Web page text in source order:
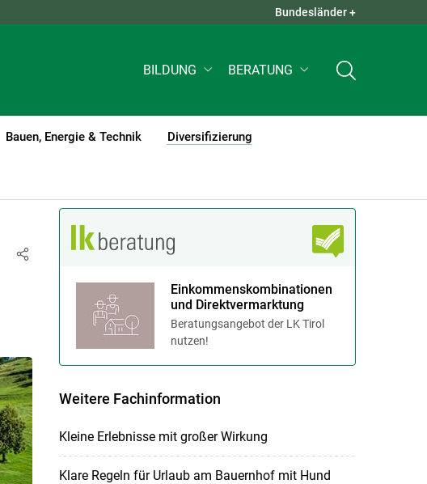
QUICK LINKS +
Bundesländer +
BILDUNG BERATUNG
Bauen, Energie & Technik Diversifizierung
(current)1
Einkommenskombinationen
und Direktvermarktung
Beratungsangebot der LK Tirol
nutzen!
Weitere Fachinformation
Kleine Erlebnisse mit großer Wirkung
Klare Regeln für Urlaub am Bauernhof mit Hund